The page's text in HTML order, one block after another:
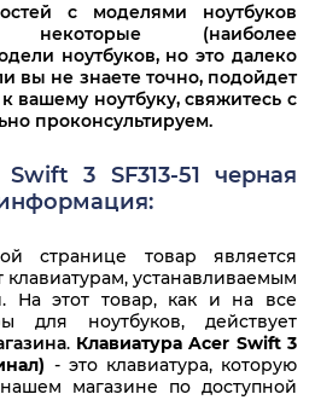
с моделями ноутбуков
(наиболее
ноутбуков, но это далеко
вы не знаете точно, подойдет
вашему ноутбуку, свяжитесь с
проконсультируем.
3 SF313-51 черная
странице товар является
клавиатурам, устанавливаемым
На этот товар, как и на все
для ноутбуков, действует
. Клавиатура Acer Swift 3
- это клавиатура, которую
магазине по доступной